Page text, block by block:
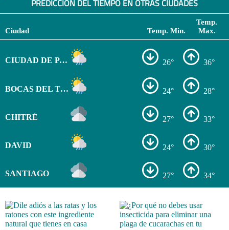
PREDICCIÓN DEL TIEMPO EN OTRAS CIUDADES
Ciudad Temp. Min.
Temp.
Max.
CIUDAD DE PANAMÁ 26° 36°
BOCAS DEL TORO 24° 28°
CHITRÉ 27° 33°
DAVID 24° 30°
SANTIAGO 27° 34°